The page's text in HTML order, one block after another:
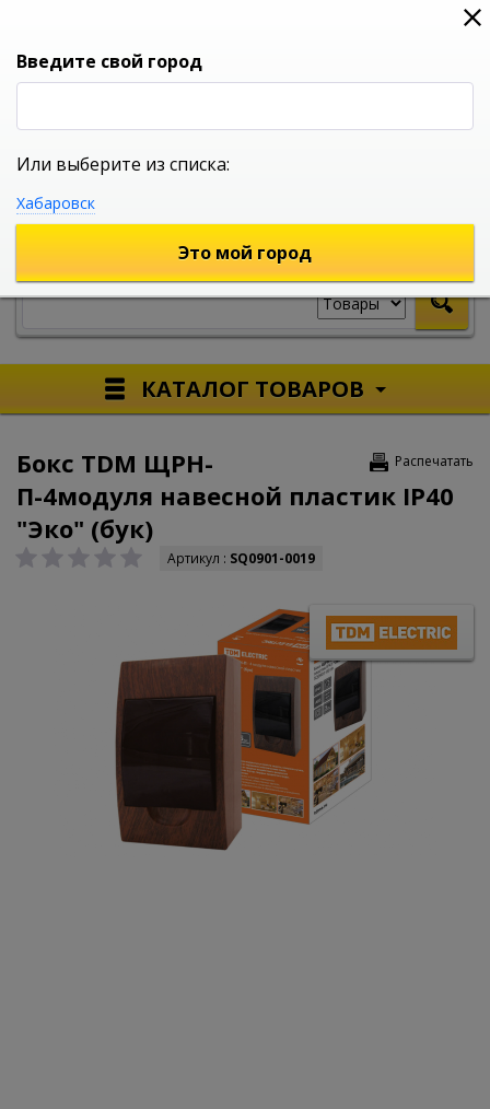
0
УНИВЕРСАЛЬНЫЙ ИНТЕРНЕТ МАГАЗИН
КАТАЛОГ ТОВАРОВ
Распечатать
Бокс TDM ЩРН-
П-4модуля навесной пластик IP40
"Эко" (бук)
Артикул : SQ0901-0019
Введите свой город
Или выберите из списка:
Хабаровск
Это мой город